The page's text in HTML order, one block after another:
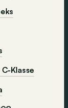
Klasse